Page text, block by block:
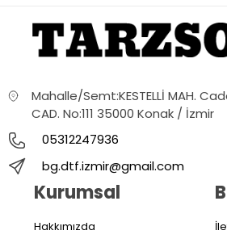
Mahalle/Semt:KESTELLİ MAH.
CAD. No:111 35000 Konak / İzmir
05312247936
bg.dtf.izmir@gmail.com
Kurumsal
Hakkımızda